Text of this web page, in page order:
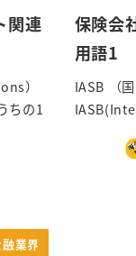
関連
）
ちの1
保険会
用語1
IASB （
業界